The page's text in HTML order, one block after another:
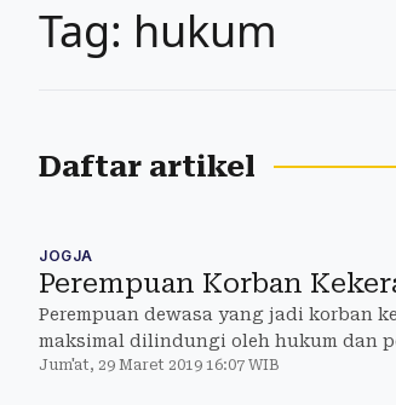
Tag: hukum
Daftar artikel
JOGJA
Perempuan Korban
Perempuan dewasa yang jadi korban
maksimal dilindungi oleh hukum dan
Jum'at, 29 Maret 2019 16:07 WIB